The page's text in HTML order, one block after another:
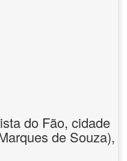
do Fão, cidade
de Souza),